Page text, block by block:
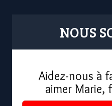
NOUS
Aidez-nous à
aimer Marie,